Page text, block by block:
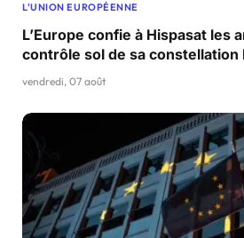
L'UNION EUROPÉENNE
L’Europe confie à Hispasat les
contrôle sol de sa constellation
vendredi, 07 août